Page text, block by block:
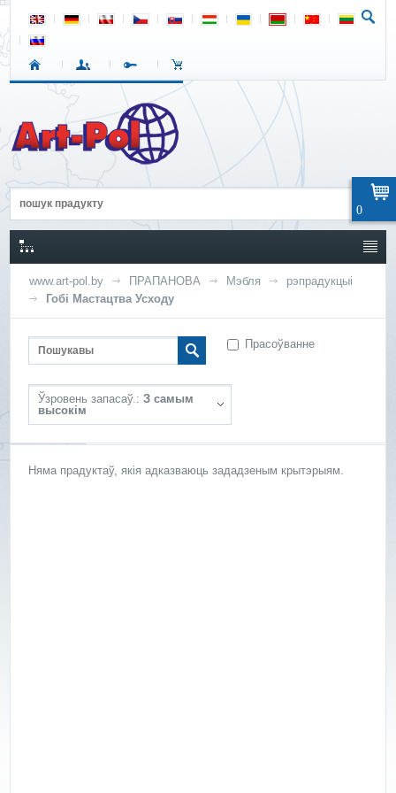
www.art-pol.by ПРАПАНОВА Мэбля
рэпрадукцыі
Гобі Мастацтва Усходу
Прасоўванне
Ўзровень запасаў.: З самым
высокім
Няма прадуктаў, якія адказваюць зададзеным крытэрыям.
0